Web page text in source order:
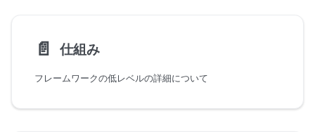
📄️ 仕組み
フレームワークの低レベルの詳細について